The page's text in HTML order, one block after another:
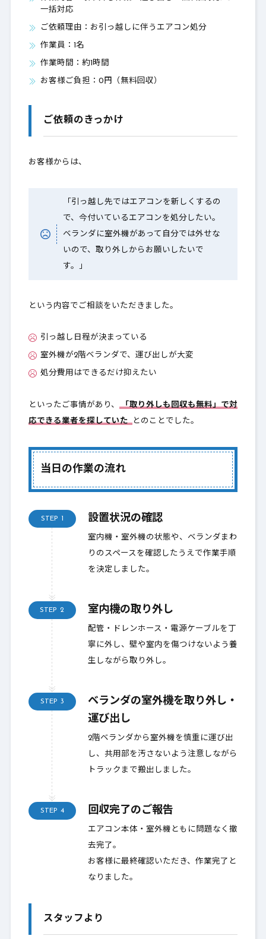
一括対応
ご依頼理由：お引っ越しに伴うエアコン処分
作業員：1名
作業時間：約1時間
お客様ご負担：0円（無料回収）
ご依頼のきっかけ
お客様からは、
「引っ越し先ではエアコンを新しくするの
で、今付いているエアコンを処分したい。
ベランダに室外機があって自分では外せな
いので、取り外しからお願いしたいで
す。」
という内容でご相談をいただきました。
引っ越し日程が決まっている
室外機が2階ベランダで、運び出しが大変
処分費用はできるだけ抑えたい
といったご事情があり、 「取り外しも回収も無料」で対
応できる業者を探していた とのことでした。
当日の作業の流れ
STEP 1 設置状況の確認
室内機・室外機の状態や、ベランダまわ
りのスペースを確認したうえで作業手順
を決定しました。
STEP 2 室内機の取り外し
配管・ドレンホース・電源ケーブルを丁
寧に外し、壁や室内を傷つけないよう養
生しながら取り外し。
STEP 3
ベランダの室外機を取り外し・
運び出し
2階ベランダから室外機を慎重に運び出
し、共用部を汚さないよう注意しながら
トラックまで搬出しました。
STEP 4 回収完了のご報告
エアコン本体・室外機ともに問題なく撤
去完了。
お客様に最終確認いただき、作業完了と
なりました。
スタッフより